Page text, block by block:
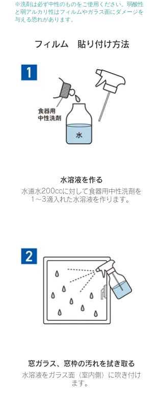
※洗剤は必ず中性のものをご使用ください。弱酸性
と弱アルカリ性はフィルムやガラス面にダメージを
与える恐れがあります。
水溶液を作る
水道水200ccに対して食器用中性洗剤を
1〜3滴入れた水溶液を作ります。
窓ガラス、窓枠の汚れを拭き取る
水溶液をガラス面（室内側）に吹き付け
ます。
フィルム 貼り付け方法